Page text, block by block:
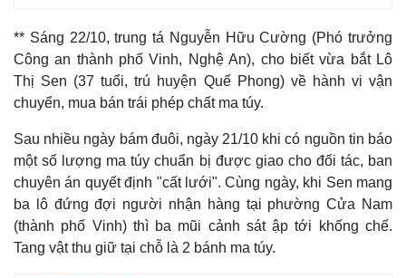
Kinh tế
Bất động sản
Thị
** Sáng 22/10, trung tá Nguyễn Hữu Cường (Phó trưởng
Công an thành phố Vinh, Nghệ An), cho biết vừa bắt Lô
Thị Sen (37 tuổi, trú huyện Quế Phong) về hành vi vận
chuyển, mua bán trái phép chất ma túy.
Sau nhiều ngày bám đuôi, ngày 21/10 khi có nguồn tin báo
một số lượng ma túy chuẩn bị được giao cho đối tác, ban
chuyên án quyết định "cất lưới". Cùng ngày, khi Sen mang
ba lô đứng đợi người nhận hàng tại phường Cửa Nam
(thành phố Vinh) thì ba mũi cảnh sát ập tới khống chế.
Tang vật thu giữ tại chỗ là 2 bánh ma túy.